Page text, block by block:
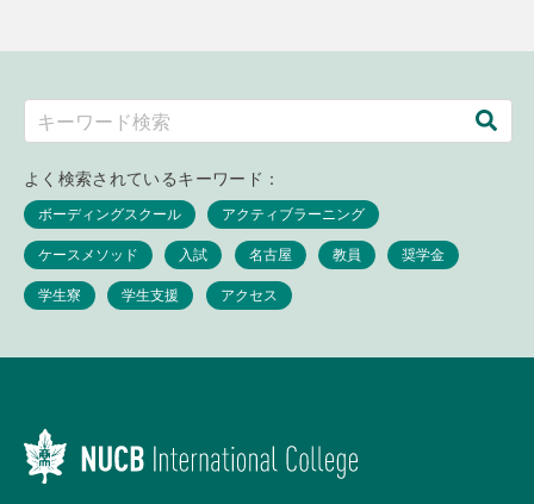
よく検索されているキーワード：